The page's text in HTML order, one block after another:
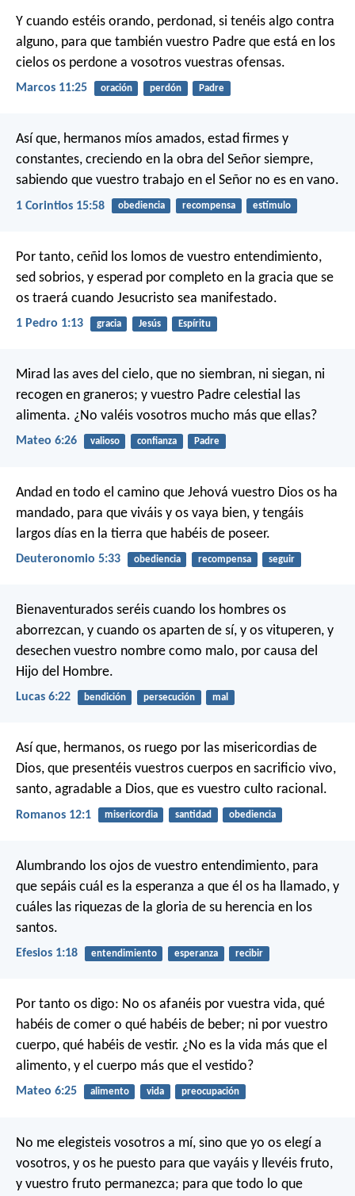
Y cuando estéis orando, perdonad, si tenéis algo contra
alguno, para que también vuestro Padre que está en los
cielos os perdone a vosotros vuestras ofensas.
Marcos 11:25 oración perdón Padre
Así que, hermanos míos amados, estad firmes y
constantes, creciendo en la obra del Señor siempre,
sabiendo que vuestro trabajo en el Señor no es en vano.
1 Corintios 15:58 obediencia recompensa estímulo
Por tanto, ceñid los lomos de vuestro entendimiento,
sed sobrios, y esperad por completo en la gracia que se
os traerá cuando Jesucristo sea manifestado.
1 Pedro 1:13 gracia Jesús Espíritu
Mirad las aves del cielo, que no siembran, ni siegan, ni
recogen en graneros; y vuestro Padre celestial las
alimenta. ¿No valéis vosotros mucho más que ellas?
Mateo 6:26 valioso confianza Padre
Andad en todo el camino que Jehová vuestro Dios os ha
mandado, para que viváis y os vaya bien, y tengáis
largos días en la tierra que habéis de poseer.
Deuteronomio 5:33 obediencia recompensa seguir
Bienaventurados seréis cuando los hombres os
aborrezcan, y cuando os aparten de sí, y os vituperen, y
desechen vuestro nombre como malo, por causa del
Hijo del Hombre.
Lucas 6:22 bendición persecución mal
Así que, hermanos, os ruego por las misericordias de
Dios, que presentéis vuestros cuerpos en sacrificio vivo,
santo, agradable a Dios, que es vuestro culto racional.
Romanos 12:1 misericordia santidad obediencia
Alumbrando los ojos de vuestro entendimiento, para
que sepáis cuál es la esperanza a que él os ha llamado, y
cuáles las riquezas de la gloria de su herencia en los
santos.
Efesios 1:18 entendimiento esperanza recibir
Por tanto os digo: No os afanéis por vuestra vida, qué
habéis de comer o qué habéis de beber; ni por vuestro
cuerpo, qué habéis de vestir. ¿No es la vida más que el
alimento, y el cuerpo más que el vestido?
Mateo 6:25 alimento vida preocupación
No me elegisteis vosotros a mí, sino que yo os elegí a
vosotros, y os he puesto para que vayáis y llevéis fruto,
y vuestro fruto permanezca; para que todo lo que